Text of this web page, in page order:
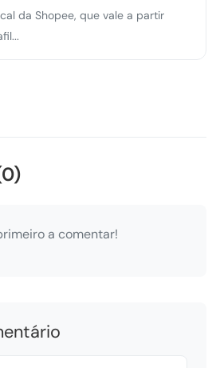
da Shopee, que vale a partir
a comentar!